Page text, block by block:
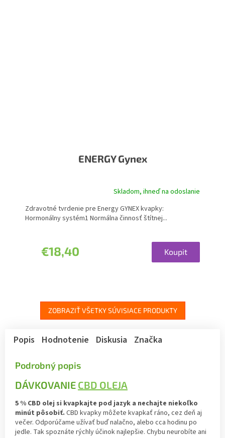
ENERGY Gynex
Skladom, ihneď na odoslanie
€18,40 Koupit
Zdravotné tvrdenie pre Energy GYNEX kvapky:
Hormonálny systém1 Normálna činnosť štítnej...
ZOBRAZIŤ VŠETKY SÚVISIACE PRODUKTY
Popis Hodnotenie Diskusia Značka
Podrobný popis
DÁVKOVANIE CBD OLEJA
5 % CBD olej si kvapkajte pod jazyk a nechajte niekoľko
minút pôsobiť. CBD kvapky môžete kvapkať ráno, cez deň aj
večer. Odporúčame užívať buď nalačno, alebo cca hodinu po
jedle. Tak spoznáte rýchly účinok najlepšie. Chybu neurobíte ani